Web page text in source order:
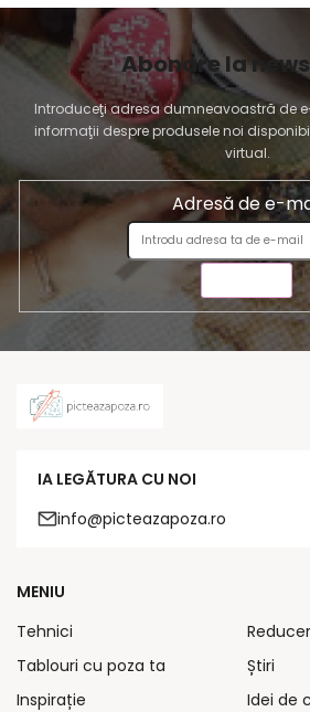
Abonare la
Introduceţi adresa dumneavoastră de
informaţii despre produsele noi
virtual.
Adresă de e-
IA LEGĂTURA CU NOI
info@picteazapoza.ro
MENIU
Tehnici
Tablouri cu poza ta
Inspirație
Știri
Idei de